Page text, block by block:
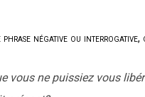
phrase négative ou
vous ne puissiez vous